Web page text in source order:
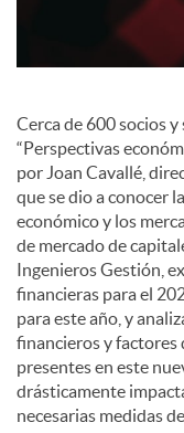
s
Cerca de 600 socios
“Perspectivas
por Joan Cavallé,
que se dio a conocer
económico y los
de mercado de
Ingenieros Gestión,
financieras para el
para este año, y
financieros y factores
presentes en este
drásticamente
necesarias medidas